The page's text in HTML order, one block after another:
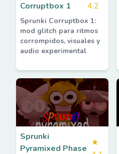
Corruptbox 1
4.2
Sprunki Corruptbox 1:
mod glitch para ritmos
corrompidos, visuales y
audio experimental
Sprunki
Pyramixed Phase
★